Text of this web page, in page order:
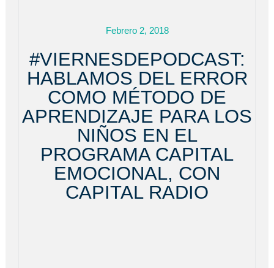
Febrero 2, 2018
#VIERNESDEPODCAST:
HABLAMOS DEL ERROR
COMO MÉTODO DE
APRENDIZAJE PARA LOS
NIÑOS EN EL
PROGRAMA CAPITAL
EMOCIONAL, CON
CAPITAL RADIO